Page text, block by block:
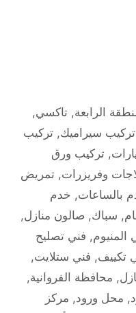
الرابعة,تاكسي,
تركيب سيراميك, تركيب
, تركيب ورق
وفريزرات, تمريض
بالساعات, خدم
, سباك, صالون منازل,
المنيوم, فني تصليح
تكييف, فني ستلايت,
, محافظة الفروانية,
, محل ورود, مركز